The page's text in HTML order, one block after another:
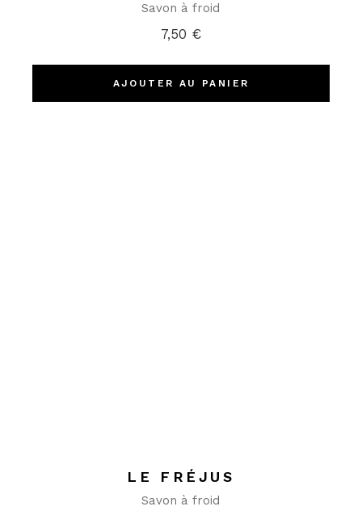
Savon à froid
7,50 €
AJOUTER AU PANIER
LE FRÉJUS
Savon à froid